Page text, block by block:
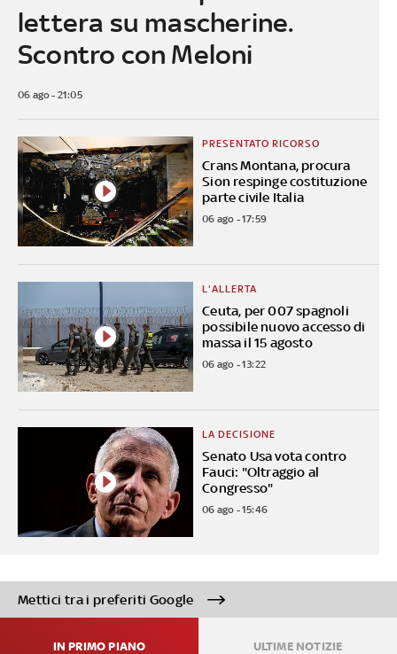
lettera su mascherine.
Scontro con Meloni
06 ago - 21:05
Crans Montana, procura
Sion respinge costituzione
parte civile Italia
PRESENTATO RICORSO
06 ago - 17:59
Ceuta, per 007 spagnoli
possibile nuovo accesso di
massa il 15 agosto
L'ALLERTA
06 ago - 13:22
Senato Usa vota contro
Fauci: "Oltraggio al
Congresso"
LA DECISIONE
06 ago - 15:46
Mettici tra i preferiti Google
IN PRIMO PIANO ULTIME NOTIZIE